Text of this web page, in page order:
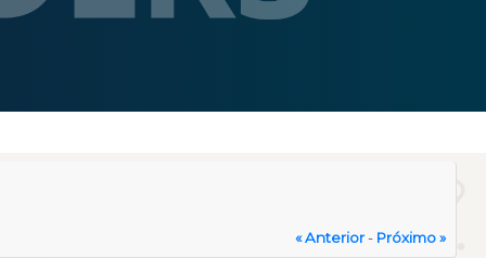
« Anterior- Próximo »